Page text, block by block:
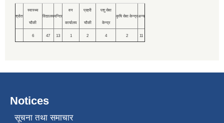
श्रोत
स्वास्थ्य
चौकी
विद्यालयमन्दिर
वन
कार्यालय
प्रहरी
चौकी
पशु सेवा
केन्द्र
कृषि सेवा केन्द्रअन्य
6 47 13 1 2 4 2 11
Notices
सूचना तथा समाचार